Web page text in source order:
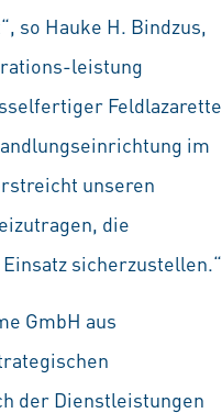
so Hauke H. Bindzus,
leistung
Feldlazarette
im
unseren
die
sicherzustellen.“
GmbH aus
der Dienstleistungen